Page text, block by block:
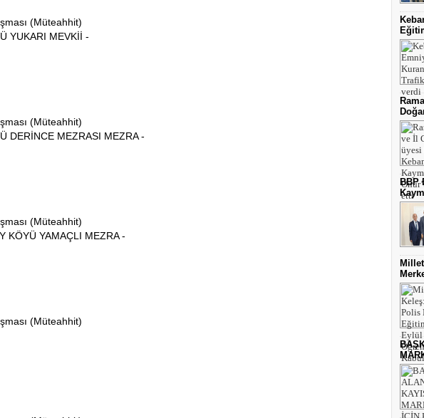
(Müteahhit)
YUKARI MEVKİİ -
(Müteahhit)
DERİNCE MEZRASI MEZRA -
(Müteahhit)
KÖYÜ YAMAÇLI MEZRA -
(Müteahhit)
BBP